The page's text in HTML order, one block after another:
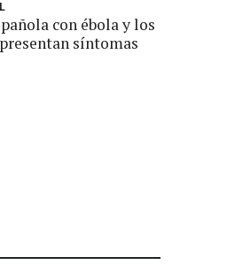
con ébola y los
síntomas